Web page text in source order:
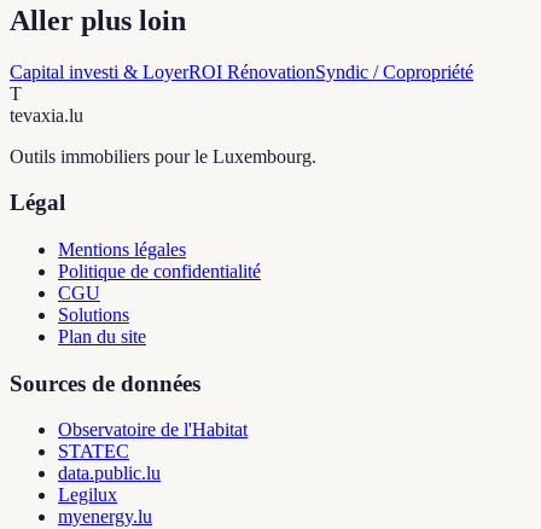
Aller plus loin
Capital investi & LoyerROI RénovationSyndic / Copropriété
T
tevaxia.lu
Outils immobiliers pour le Luxembourg.
Légal
Mentions légales
Politique de confidentialité
CGU
Solutions
Plan du site
Sources de données
Observatoire de l'Habitat
STATEC
data.public.lu
Legilux
myenergy.lu